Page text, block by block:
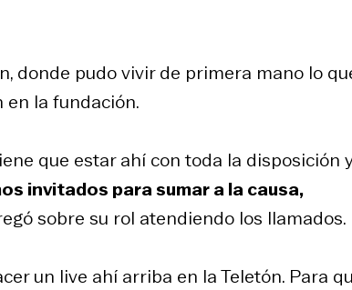
donde pudo vivir de primera mano lo
en la fundación.
que estar ahí con toda la disposición
invitados para sumar a la causa,
sobre su rol atendiendo los llamados.
un live ahí arriba en la Teletón. Para